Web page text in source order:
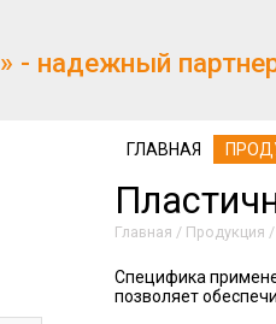
- надежный
ГЛАВНАЯ
Главная / Продукция /
Специфика
позволяет